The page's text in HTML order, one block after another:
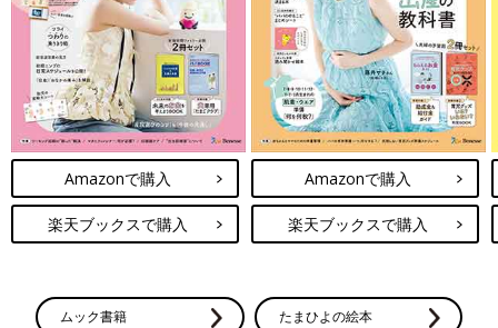
Amazonで購入
楽天ブックスで購入
Amazonで購入
楽天ブックスで購入
ムック書籍 たまひよの絵本